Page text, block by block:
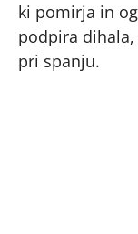
ki pomirja in
podpira
pri spanju.